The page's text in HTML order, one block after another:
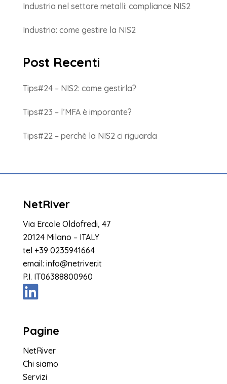
Industria nel settore metalli: compliance NIS2
Industria: come gestire la NIS2
Post Recenti
Tips#24 – NIS2: come gestirla?
Tips#23 – l’MFA è imporante?
Tips#22 – perchè la NIS2 ci riguarda
NetRiver
Via Ercole Oldofredi, 47
20124 Milano – ITALY
tel +39 0235941664
email: info@netriver.it
P.I. IT06388800960
Pagine
NetRiver
Chi siamo
Servizi